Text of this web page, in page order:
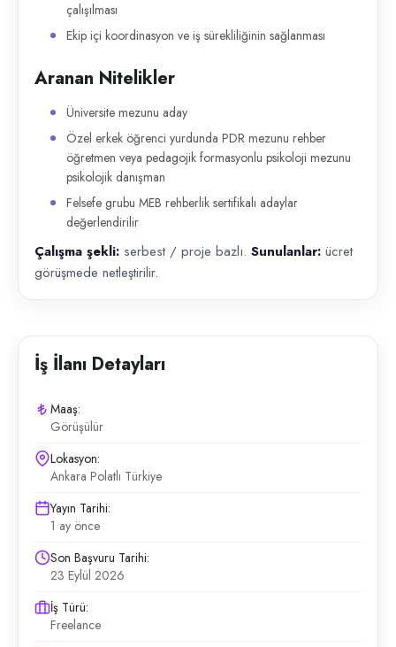
çalışılması
Ekip içi koordinasyon ve iş sürekliliğinin sağlanması
Aranan Nitelikler
Üniversite mezunu aday
Özel erkek öğrenci yurdunda PDR mezunu rehber
öğretmen veya pedagojik formasyonlu psikoloji mezunu
psikolojik danışman
Felsefe grubu MEB rehberlik sertifikalı adaylar
değerlendirilir
Çalışma şekli: serbest / proje bazlı. Sunulanlar: ücret
görüşmede netleştirilir.
İş İlanı Detayları
Maaş:
Görüşülür
Lokasyon:
Ankara Polatlı Türkiye
Yayın Tarihi:
1 ay önce
Son Başvuru Tarihi:
23 Eylül 2026
İş Türü:
Freelance